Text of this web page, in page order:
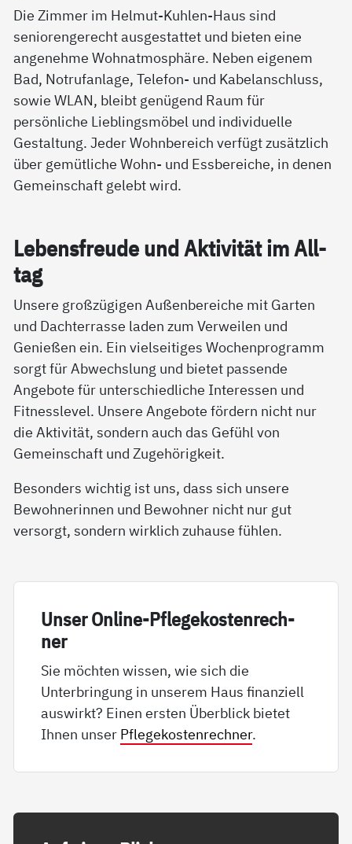
Die Zimmer im Helmut-Kuhlen-Haus sind
seniorengerecht ausgestattet und bieten eine
angenehme Wohnatmosphäre. Neben eigenem
Bad, Notrufanlage, Telefon- und Kabelanschluss,
sowie WLAN, bleibt genügend Raum für
persönliche Lieblingsmöbel und individuelle
Gestaltung. Jeder Wohnbereich verfügt zusätzlich
über gemütliche Wohn- und Essbereiche, in denen
Gemeinschaft gelebt wird.
Le­bens­f­reu­de und Ak­ti­vi­tät im All­
tag
Unsere großzügigen Außenbereiche mit Garten
und Dachterrasse laden zum Verweilen und
Genießen ein. Ein vielseitiges Wochenprogramm
sorgt für Abwechslung und bietet passende
Angebote für unterschiedliche Interessen und
Fitnesslevel. Unsere Angebote fördern nicht nur
die Aktivität, sondern auch das Gefühl von
Gemeinschaft und Zugehörigkeit.
Besonders wichtig ist uns, dass sich unsere
Bewohnerinnen und Bewohner nicht nur gut
versorgt, sondern wirklich zuhause fühlen.
Un­ser On­li­ne-Pf­le­ge­kos­ten­rech­
ner
Sie möchten wissen, wie sich die
Unterbringung in unserem Haus finanziell
auswirkt? Einen ersten Überblick bietet
Ihnen unser Pflegekostenrechner.